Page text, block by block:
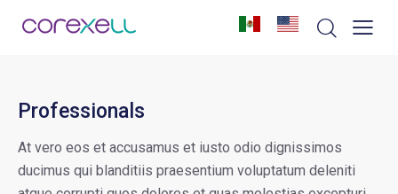
Professionals
At vero eos et accusamus et iusto odio dignissimos
ducimus qui blanditiis praesentium voluptatum deleniti